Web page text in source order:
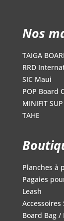
Nos
TAIGA
RRD
SIC Maui
POP Board
MINIFIT SUP
TAHE
Planches à
Pagaies
Leash
Accessoires
Board Bag /